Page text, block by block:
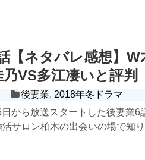
【ネタバレ感想】W
VS多江凄いと評判
後妻業, 2018年冬ドラマ
から放送スタートした後妻業6
サロン柏木の出会いの場で知